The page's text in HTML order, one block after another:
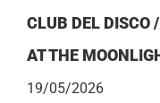
Burgos
CLUB DEL DISCO
AT THE
19/05/2026